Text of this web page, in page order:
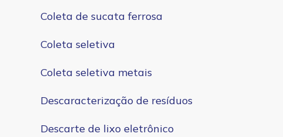
Coleta de sucata ferrosa
Coleta seletiva
Coleta seletiva metais
Descaracterização de resíduos
Descarte de lixo eletrônico